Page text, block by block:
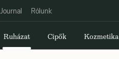
Journal Rólunk
Ruházat Cipők Kozmetika